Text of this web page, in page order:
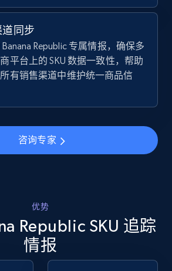
records by shop url
Description, Currency, Initial
Discount percent, and more.
668+ 立即开始
info
name, Description, Detailed
道同步
Republic 专属情报，确保多
平台上的 SKU 数据一致性，帮助
有销售渠道中维护统一商品信
咨询专家
优势
Republic SKU 追踪
情报